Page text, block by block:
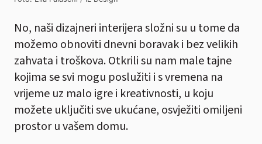
No, naši dizajneri interijera složni su u tome da
možemo obnoviti dnevni boravak i bez velikih
zahvata i troškova. Otkrili su nam male tajne
kojima se svi mogu poslužiti i s vremena na
vrijeme uz malo igre i kreativnosti, u koju
možete uključiti sve ukućane, osvježiti omiljeni
prostor u vašem domu.